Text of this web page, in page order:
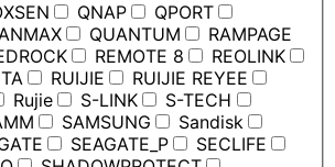
QNAP
QPORT
QUANTUM
RAMPAGE
REMOTE 8
REOLINK
RUIJIE
RUIJIE REYEE
Rujie S-LINK
S-TECH
SAMSUNG
Sandisk
SEAGATE_P
SECLIFE